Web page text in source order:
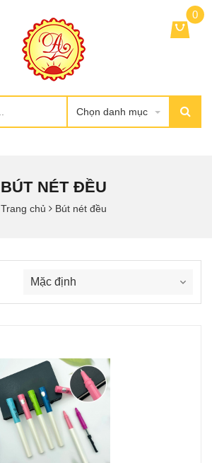
Chọn danh mục
0
BÚT NÉT ĐỀU
Trang chủ Bút nét đều